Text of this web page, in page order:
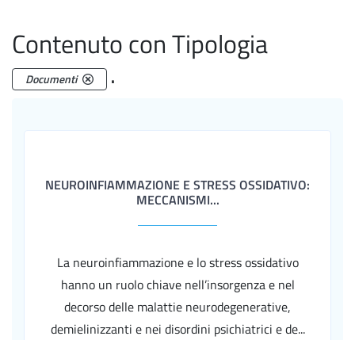
Contenuto con Tipologia
Documenti .
NEUROINFIAMMAZIONE E STRESS OSSIDATIVO:
MECCANISMI...
La neuroinfiammazione e lo stress ossidativo
hanno un ruolo chiave nell’insorgenza e nel
decorso delle malattie neurodegenerative,
demielinizzanti e nei disordini psichiatrici e de...